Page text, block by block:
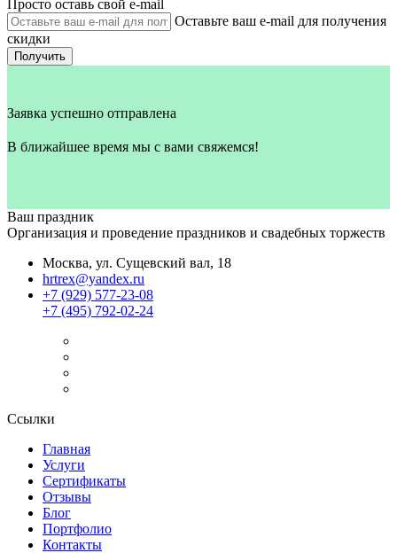
Просто оставь свой e‑mail
Оставьте ваш e-mail для получения
скидки
Получить
Заявка успешно отправлена
В ближайшее время мы с вами свяжемся!
Ваш праздник
Организация и проведение праздников и свадебных торжеств
Москва, ул. Сущевский вал, 18
hrtrex@yandex.ru
+7 (929) 577-23-08
+7 (495) 792-02-24
Ссылки
Главная
Услуги
Сертификаты
Отзывы
Блог
Портфолио
Контакты